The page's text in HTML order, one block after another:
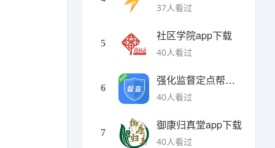
37人看过
5
社区学院app下载
40人看过
6
强化监督定点帮扶下载
40人看过
7
御康归真堂app下载
40人看过